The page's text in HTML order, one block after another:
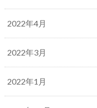
2022年4月
2022年3月
2022年1月